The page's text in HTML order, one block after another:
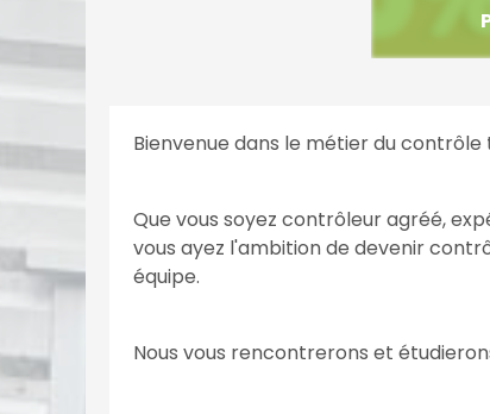
Bienvenue dans le métier du
Que vous soyez contrôleur agréé,
vous ayez l'ambition de devenir
équipe.
Nous vous rencontrerons et